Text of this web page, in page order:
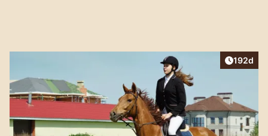
Artikel
192d